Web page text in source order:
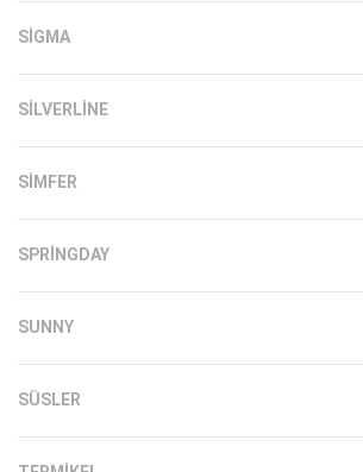
SIGMA
SILVERLINE
SIMFER
SPRINGDAY
SUNNY
SÜSLER